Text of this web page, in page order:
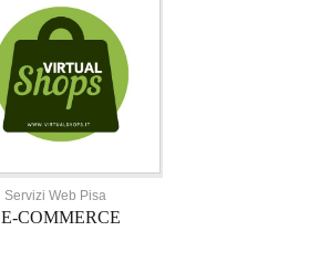
Servizi Web Pisa
E-COMMERCE